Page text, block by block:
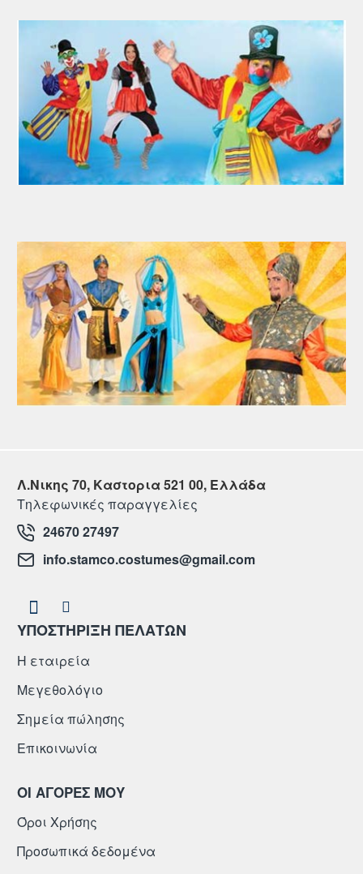
Λ.Νικης 70, Καστορια 521 00, Ελλάδα
Τηλεφωνικές παραγγελίες
24670 27497
info.stamco.costumes@gmail.com
ΥΠΟΣΤΗΡΙΞΗ ΠΕΛΑΤΩΝ
Η εταιρεία
Μεγεθολόγιο
Σημεία πώλησης
Επικοινωνία
ΟΙ ΑΓΟΡΕΣ ΜΟΥ
Όροι Χρήσης
Προσωπικά δεδομένα